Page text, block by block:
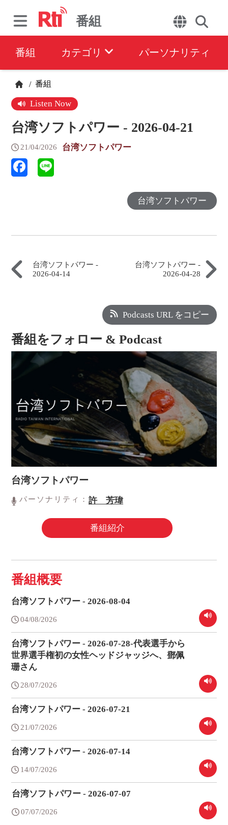
番組
番組 カテゴリ パーソナリティ
/ 番組
Listen Now
台湾ソフトパワー - 2026-04-21
21/04/2026 台湾ソフトパワー
台湾ソフトパワー
台湾ソフトパワー -
2026-04-14
台湾ソフトパワー -
2026-04-28
Podcasts URL をコピー
番組をフォロー & Podcast
台湾ソフトパワー
パーソナリティ：許 芳瑋
番組紹介
番組概要
台湾ソフトパワー - 2026-08-04
04/08/2026
台湾ソフトパワー - 2026-07-28-代表選手から
世界選手権初の女性ヘッドジャッジへ、鄧佩
珊さん
28/07/2026
台湾ソフトパワー - 2026-07-21
21/07/2026
台湾ソフトパワー - 2026-07-14
14/07/2026
台湾ソフトパワー - 2026-07-07
07/07/2026